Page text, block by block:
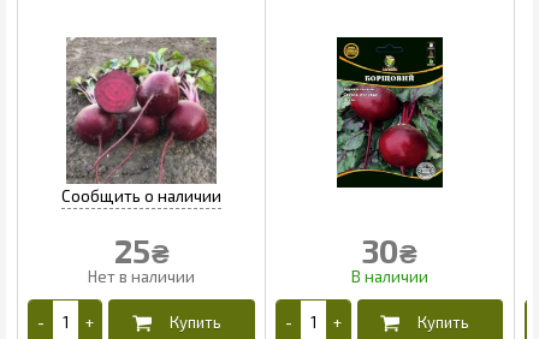
25₴ 30₴